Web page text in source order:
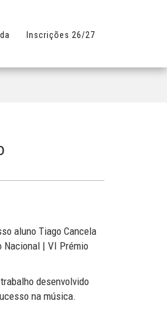
Inscrições 26/27
aluno Tiago Cancela
Nacional | VI Prémio
desenvolvido
na música.